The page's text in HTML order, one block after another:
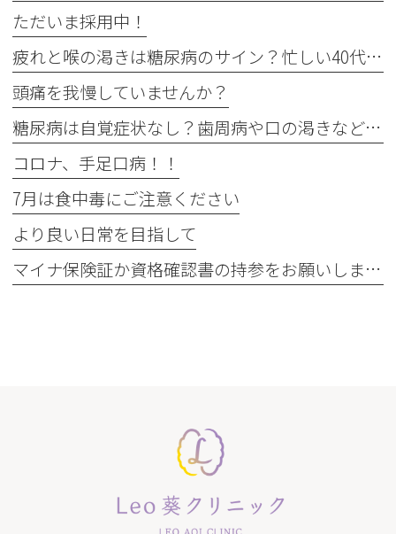
ただいま採用中！
疲れと喉の渇きは糖尿病のサイン？忙しい40代の受診目安
頭痛を我慢していませんか？
糖尿病は自覚症状なし？歯周病や口の渇きなど初期サイン5つと数値
コロナ、手足口病！！
7月は食中毒にご注意ください
より良い日常を目指して
マイナ保険証か資格確認書の持参をお願いします